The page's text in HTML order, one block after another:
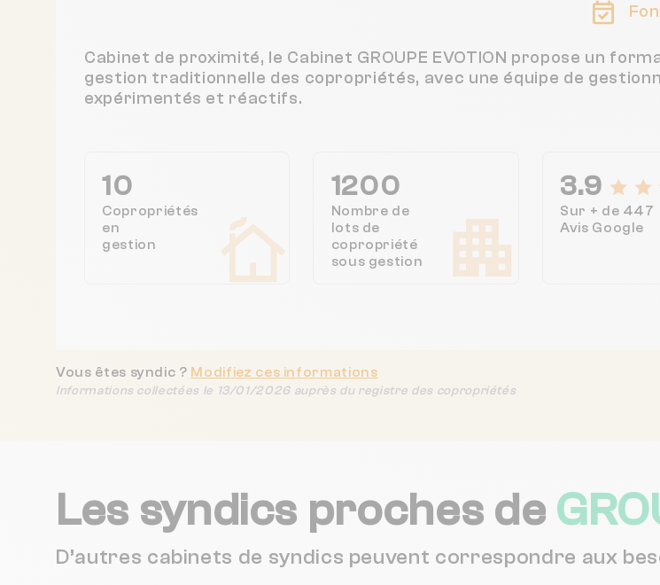
Cabinet de proximité, le Cabinet GROUPE EVOTION propose un
gestion traditionnelle des copropriétés, avec une équipe de
expérimentés et réactifs.
10
Copropriétés
en
gestion
1200
Nombre de
lots de
copropriété
sous gestion
3.9
Sur + de 447
Avis Google
Vous êtes syndic ? Modifiez ces informations
Informations collectées le 13/01/2026 auprès du registre des copropriétés
Les syndics proches de
D’autres cabinets de syndics peuvent correspondre aux